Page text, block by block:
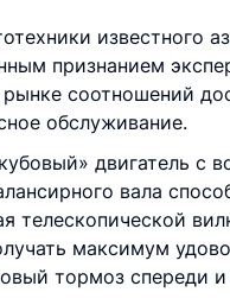
известного
признанием
соотношений
обслуживание.
двигатель с
вала
телескопической
максимум
тормоз спереди